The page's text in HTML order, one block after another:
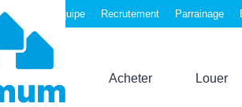
Notre équipe Recrutement Parrainage
Acheter Louer